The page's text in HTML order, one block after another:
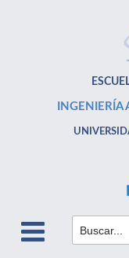
INGENIERÍA